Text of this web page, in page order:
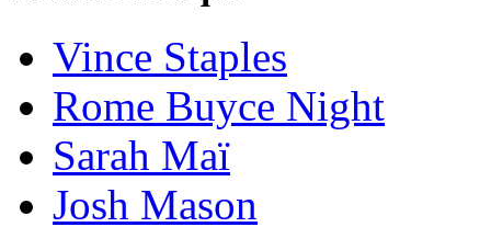
Vince Staples
Rome Buyce Night
Sarah Maï
Josh Mason